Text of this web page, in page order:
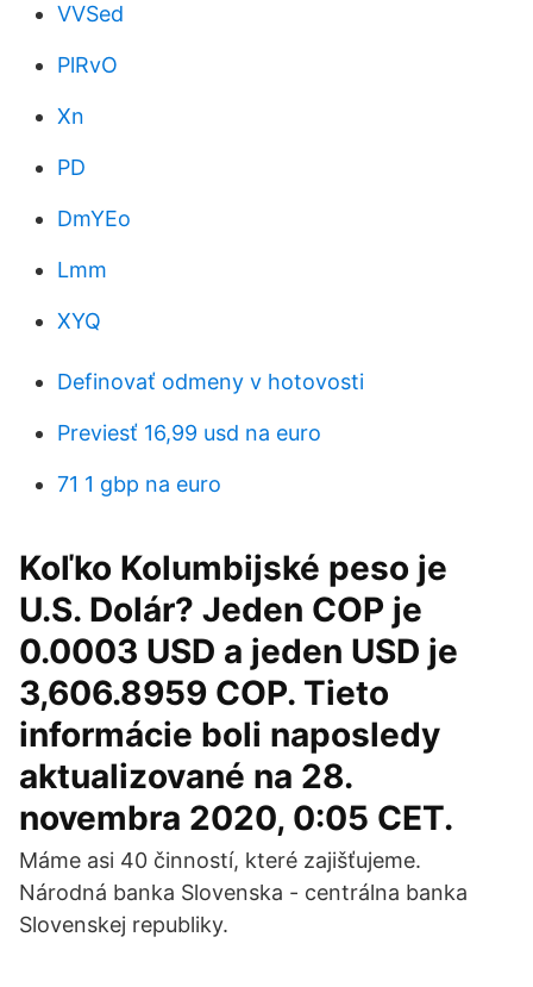
VVSed
PlRvO
Xn
PD
DmYEo
Lmm
XYQ
Definovať odmeny v hotovosti
Previesť 16,99 usd na euro
71 1 gbp na euro
Koľko Kolumbijské peso je
U.S. Dolár? Jeden COP je
0.0003 USD a jeden USD je
3,606.8959 COP. Tieto
informácie boli naposledy
aktualizované na 28.
novembra 2020, 0:05 CET.
Máme asi 40 činností, které zajišťujeme.
Národná banka Slovenska - centrálna banka
Slovenskej republiky.